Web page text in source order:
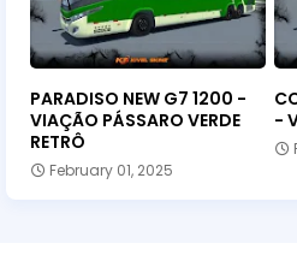
PARADISO NEW G7 1200 -
VIAÇÃO PÁSSARO VERDE
RETRÔ
February 01, 2025
-